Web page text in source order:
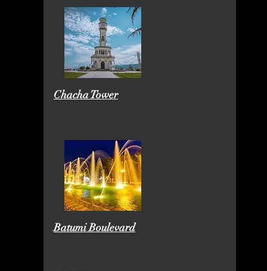
Chacha Tower
Batumi Boulevard